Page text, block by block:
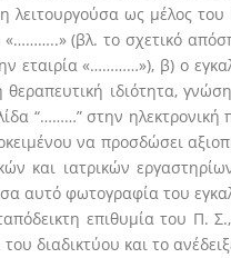
λειτουργούσα ως μέλος
«………..» (βλ. το σχετικό
εταιρία «…………»), β) ο
θεραπευτική ιδιότητα,
“………” στην
να προσδώσει
και ιατρικών
αυτό φωτογραφία του
επιθυμία του Π.
διαδικτύου και το